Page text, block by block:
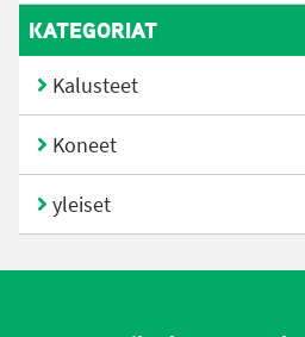
KATEGORIAT
Kalusteet
Koneet
yleiset